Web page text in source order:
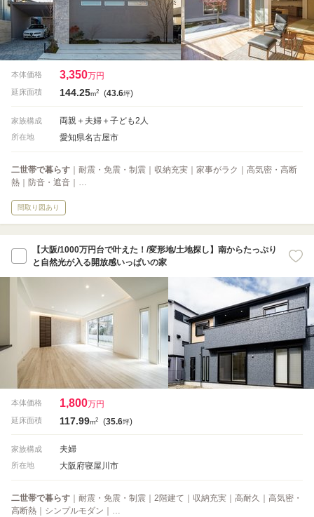
本体価格 3,350万円
延床面積 144.25m2 (43.6坪)
家族構成 両親＋夫婦＋子ども2人
所在地 愛知県名古屋市
二世帯で暮らす ｜耐震・免震・制震｜収納充実｜家事がラク｜高気密・高断
熱｜防音・遮音｜…
間取り図あり
【大阪/1000万円台で叶えた！/変形地/土地探し】南からたっぷり
と自然光が入る開放感いっぱいの家
本体価格 1,800万円
延床面積 117.99m2 (35.6坪)
家族構成 夫婦
所在地 大阪府寝屋川市
二世帯で暮らす ｜耐震・免震・制震｜2階建て｜収納充実｜高耐久｜高気密・
高断熱｜シンプルモダン｜…